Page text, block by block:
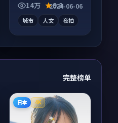
14万 9.8
2024-06-06
城市 人文 夜拍
完整榜单
日本 4K